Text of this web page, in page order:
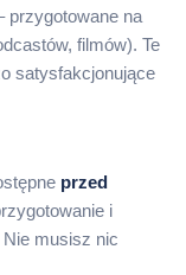
przygotowane na
filmów). Te
satysfakcjonujące
przed
i
musisz nic